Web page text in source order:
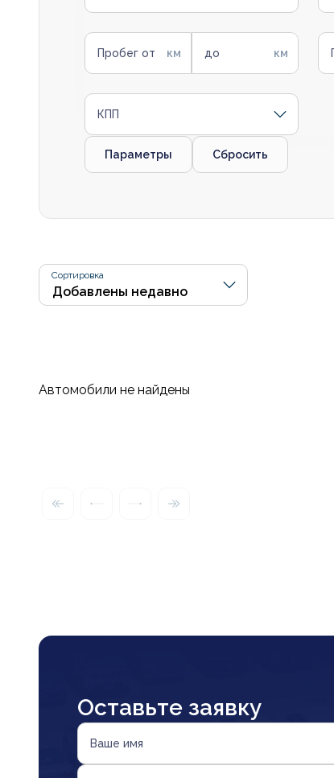
Пробег от до
КПП
Параметры Сбросить
Сортировка
Автомобили не найдены
Оставьте заявку
Ваше имя